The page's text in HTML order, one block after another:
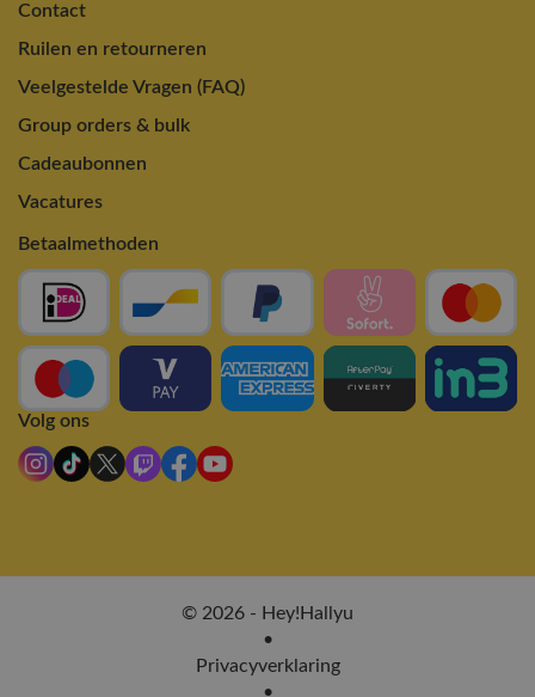
Contact
Ruilen en retourneren
Veelgestelde Vragen (FAQ)
Group orders & bulk
Cadeaubonnen
Vacatures
Betaalmethoden
Volg ons
© 2026 - Hey!Hallyu
•
Privacyverklaring
•